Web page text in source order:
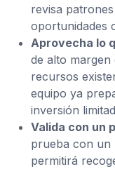
revisa
oportunidades
Aprovecha lo
de alto margen
recursos
equipo ya
inversión
Valida con un
prueba con un
permitirá